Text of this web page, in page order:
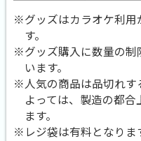
※グッズはカラオケ利用
す。
※グッズ購入に数量の制
います。
※人気の商品は品切れす
よっては、製造の都
ます。
※レジ袋は有料となりま